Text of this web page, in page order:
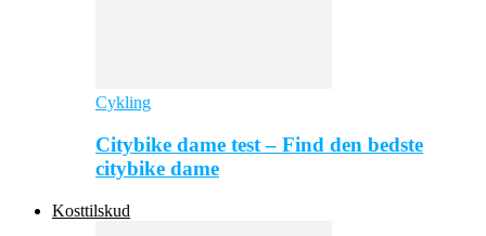
Cykling
Citybike dame test – Find den bedste
citybike dame
Kosttilskud